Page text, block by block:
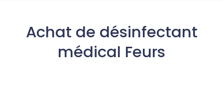
Achat de désinfectant
médical Feurs